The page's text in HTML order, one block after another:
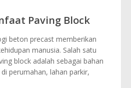
Paving Block
beton precast memberikan
manusia. Salah satu
block adalah sebagai bahan
perumahan, lahan parkir,